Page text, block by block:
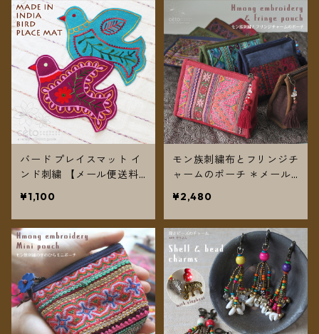
バード プレイスマット イ
ンド刺繍 【メール便送料
¥1,100
モン族刺繍布とフリンジチ
ャームのポーチ ＊メール
¥2,480